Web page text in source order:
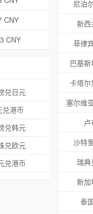
CNY
CNY
兑日元
兑港币
兑韩元
兑欧元
兑港币
尼泊
新西
菲律
巴基
卡塔尔
塞尔维
卢
沙特
瑞典
新加
泰